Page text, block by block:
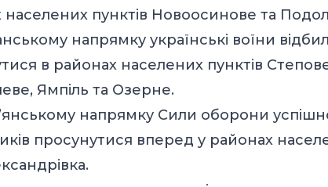
населених пунктів Новоосинове та
напрямку українські воїни
в районах населених пунктів
Ямпіль та Озерне.
напрямку Сили оборони
просунутися вперед у районах